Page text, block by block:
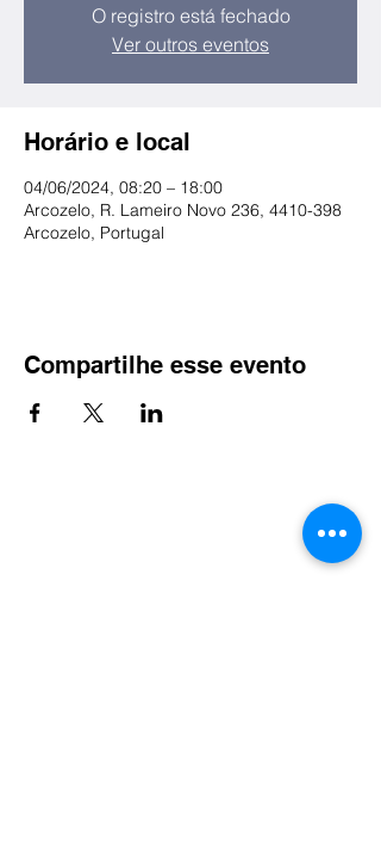
O registro está fechado
Ver outros eventos
Horário e local
04/06/2024, 08:20 – 18:00
Arcozelo, R. Lameiro Novo 236, 4410-398
Arcozelo, Portugal
Compartilhe esse evento